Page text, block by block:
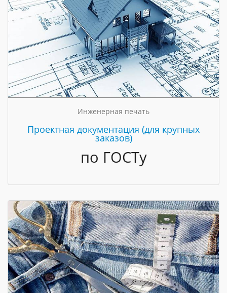
Инженерная печать
Проектная документация (для крупных
заказов)
по ГОСТу